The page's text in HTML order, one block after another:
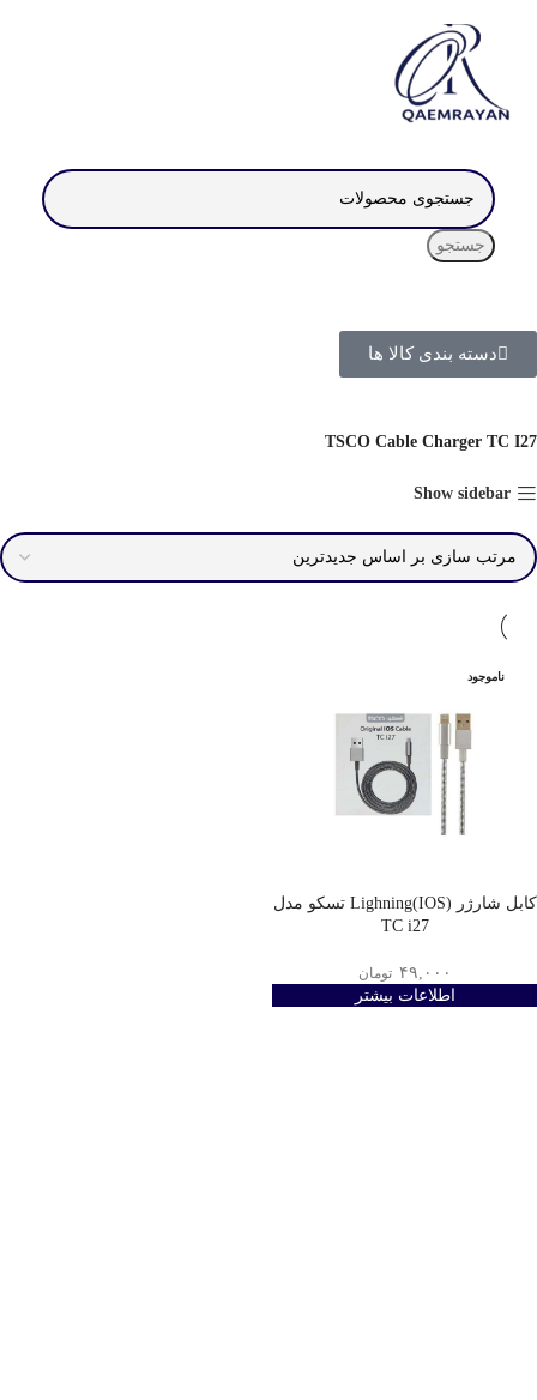
جستجو
دسته بندی کالا ها
TSCO Cable Charger TC I27
Show sidebar
ناموجود
کابل شارژر Lighning(IOS) تسکو مدل
TC i27
۴۹,۰۰۰ تومان
اطلاعات بیشتر